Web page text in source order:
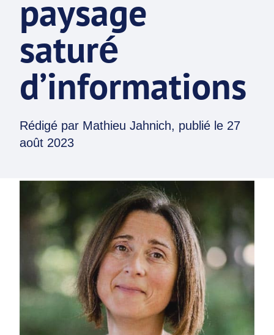
paysage
saturé
d’informations
Rédigé par Mathieu Jahnich, publié le 27
août 2023